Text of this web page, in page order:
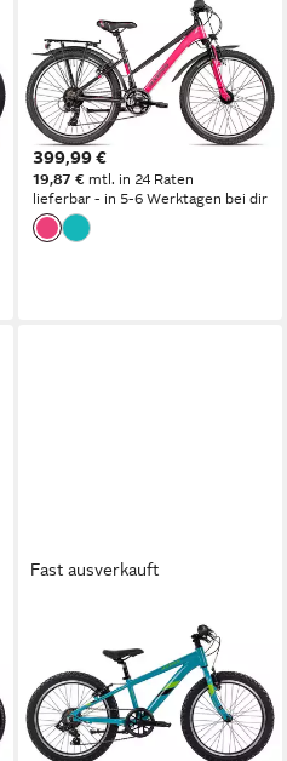
Kinderfahrrad Adventure 18
24 Trapez
34 cm Rahmenhöhe
18 Gänge
80 kg Zul. Gesamtgewicht
399,99 €
19,87 € mtl. in 24 Raten
lieferbar - in 5-6 Werktagen bei dir
Fast ausverkauft
Kinderfahrrad STIPE 20
26 cm Rahmenhöhe
7 Gänge
80 kg Zul. Gesamtgewicht
329,99 €